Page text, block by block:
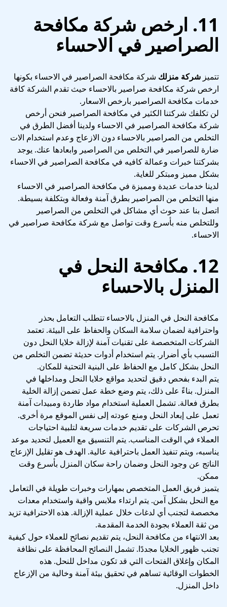
11. ارخص شركة مكافحة
الصراصير في الاحساء
تتميز شركة منزلك شركة مكافحة الصراصير في الاحساء بكونها
ارخص شركة مكافحة صراصير بالاحساء حيث تقدم الشركة كافة
خدمات مكافحة الصراصير بارخص الاسعار.
لن تكلفك شركتنا الكثير في مكافحة الصراصير فنحن أرخص
شركة مكافحة الصراصير في الاحساء ولدينا أفضل الطرق في
التخلص من الصراصير بالاحساء دون الازعاج وعدم استخدام الات
ضارة للصراصير في التخلص من الصراصير وابعادها عنك. يوجد
بشركتنا خبرات وعمالة كافيه في مكافحة الصراصير في الاحساء
بشكل مميز ومبتكر للغاية.
لدينا خدمات عديدة ومميزة في مكافحة الصراصير في الاحساء
منها التخلص من الصراصير بطرق آمنة وفعالة وبتكلفة بسيطة.
اتصل بنا عند حوث أي مشاكل في التخلص من الصراصير
وللتخلص منه بأسرع وقت تواصل مع شركة مكافحة صراصير في
الاحساء.
12. مكافحة النحل في
المنزل بالاحساء
مكافحة النحل في المنزل بالاحساء تتطلب التعامل بحذر
واحترافية لضمان سلامة السكان والحفاظ على البيئة. تعتمد
الشركات المتخصصة على تقنيات آمنة لإزالة خلايا النحل دون
التسبب بأي أضرار. يتم استخدام أدوات حديثة تضمن التخلص من
النحل بشكل كامل مع الحفاظ على البنية التحتية للمكان.
يتم البدء بفحص دقيق لتحديد مواقع خلايا النحل ومداخلها في
المنزل. بناءً على ذلك، يتم وضع خطة عمل تضمن إزالة الخلية
بطرق فعالة. تشمل العملية استخدام مواد طاردة ومبيدات آمنة
تعمل على إبعاد النحل ومنع عودته إلى نفس الموقع مرة أخرى.
تحرص الشركات على تقديم خدمات سريعة لتلبية احتياجات
العملاء في الوقت المناسب. يتم التنسيق مع العميل لتحديد موعد
يناسبه، ويتم تنفيذ العمل باحترافية عالية. الهدف هو تقليل الإزعاج
الناتج عن وجود النحل وضمان راحة سكان المنزل بأسرع وقت
ممكن.
يتميز فريق العمل المتخصص بمهارات وخبرات طويلة في التعامل
مع النحل بشكل آمن. يتم ارتداء ملابس واقية واستخدام معدات
مخصصة لتجنب أي لدغات خلال عملية الإزالة. هذه الاحترافية تزيد
من ثقة العملاء بجودة الخدمة المقدمة.
بعد الانتهاء من مكافحة النحل، يتم تقديم نصائح للعملاء حول كيفية
تجنب ظهور الخلايا مجددًا. تشمل النصائح المحافظة على نظافة
المكان وإغلاق الفتحات التي قد تكون مداخل للنحل. هذه
الخطوات الوقائية تساهم في تحقيق بيئة آمنة وخالية من الإزعاج
داخل المنزل.